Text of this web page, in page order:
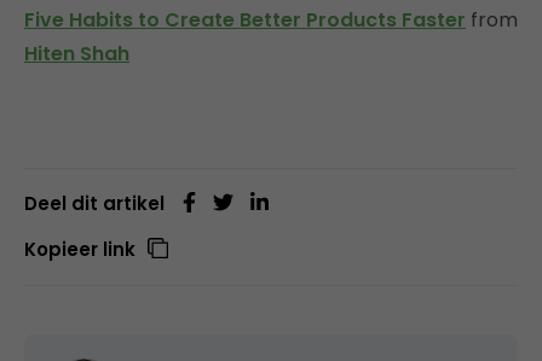
Five Habits to Create Better Products Faster from
Hiten Shah
Deel dit artikel
Kopieer link